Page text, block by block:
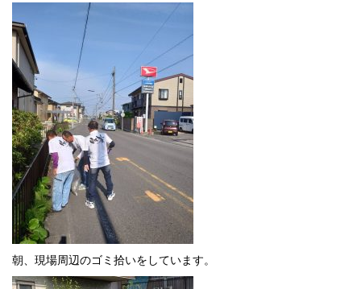
朝、現場周辺のゴミ拾いをしています。